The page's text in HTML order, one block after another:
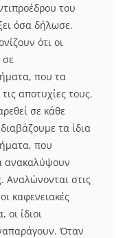
του
όσα δήλωσε.
ότι οι
σε
που τα
αποτυχίες τους.
σε κάθε
τα ίδια
που
ανακαλύψουν
Αναλώνονται στις
καφενειακές
οι ίδιοι
Όταν